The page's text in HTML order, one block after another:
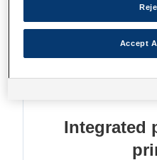
Integrated
Accept